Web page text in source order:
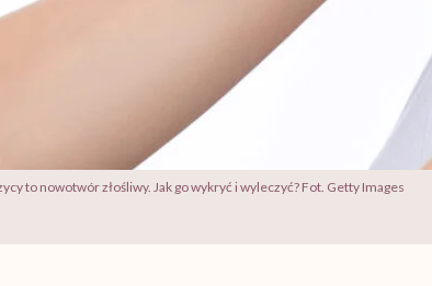
to nowotwór złośliwy. Jak go wykryć i wyleczyć? Fot. Getty Images